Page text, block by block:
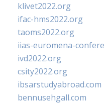
klivet2022.org
ifac-hms2022.org
taoms2022.org
iias-euromena-
ivd2022.org
csity2022.org
ibsarstudyabroad.com
bennusehgall.com